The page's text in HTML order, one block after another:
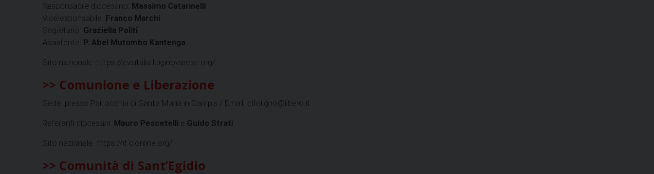
Responsabile diocesano: Massimo Catarinelli
Viceresponsabile: Franco Marchi
Segretario: Graziella Politi
Assistente: P. Abel Mutombo Kantenga
Sito nazionale: https://cvsitalia.luiginovarese.org/
>> Comunione e Liberazione
Sede: presso Parrocchia di Santa Maria in Campis / Email: clfoligno@libero.it
Referenti diocesani: Mauro Pescetelli e Guido Strati
Sito nazionale: https://it.clonline.org/
>> Comunità di Sant’Egidio